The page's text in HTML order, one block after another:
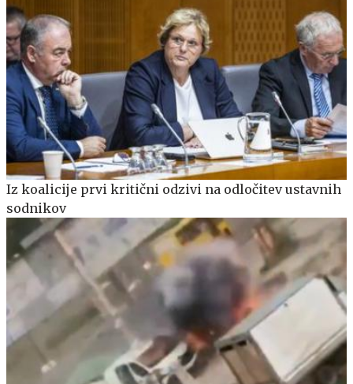
Iz koalicije prvi kritični odzivi na odločitev ustavnih
sodnikov